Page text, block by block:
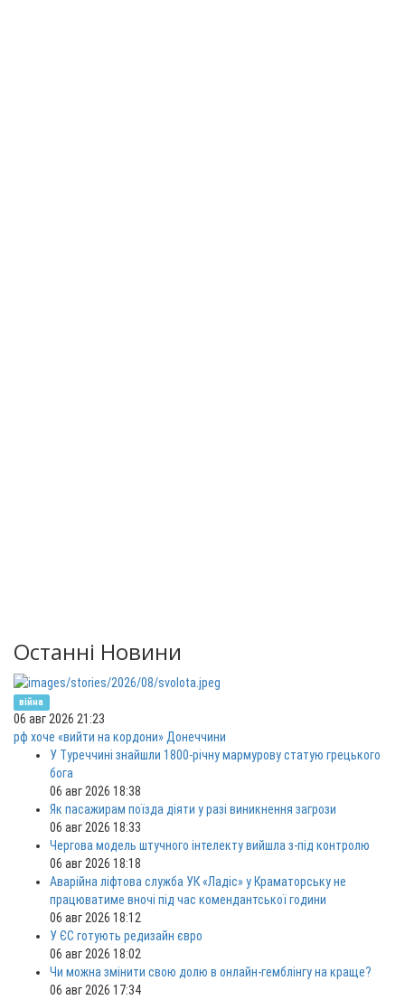
Останні Новини
війна
06 авг 2026 21:23
рф хоче «вийти на кордони» Донеччини
У Туреччині знайшли 1800-річну мармурову статую грецького
бога
06 авг 2026 18:38
Як пасажирам поїзда діяти у разі виникнення загрози
06 авг 2026 18:33
Чергова модель штучного інтелекту вийшла з-під контролю
06 авг 2026 18:18
Аварійна ліфтова служба УК «Ладіс» у Краматорську не
працюватиме вночі під час комендантської години
06 авг 2026 18:12
У ЄС готують редизайн євро
06 авг 2026 18:02
Чи можна змінити свою долю в онлайн-гемблінгу на краще?
06 авг 2026 17:34